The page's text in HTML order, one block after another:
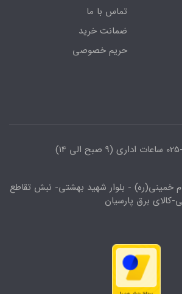
تماس با ما
ضمانت خرید
حریم خصوصی
الی 14)
خمینی(ره) - بلوار شهید بهشتی- نبش تقاطع
کالای برق پارسیان